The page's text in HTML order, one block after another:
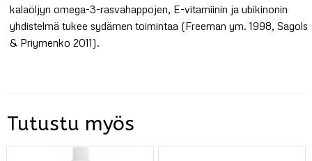
kalaöljyn omega-3-rasvahappojen, E-vitamiinin ja ubikinonin
yhdistelmä tukee sydämen toimintaa (Freeman ym. 1998, Sagols
& Priymenko 2011).
Tutustu myös